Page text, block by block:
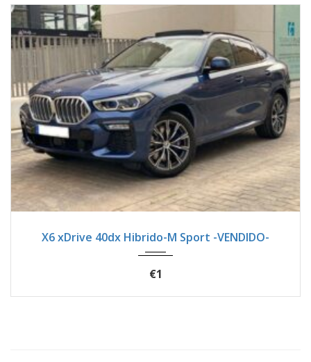
X6 xDrive 40dx Hibrido-M Sport -VENDIDO-
€1